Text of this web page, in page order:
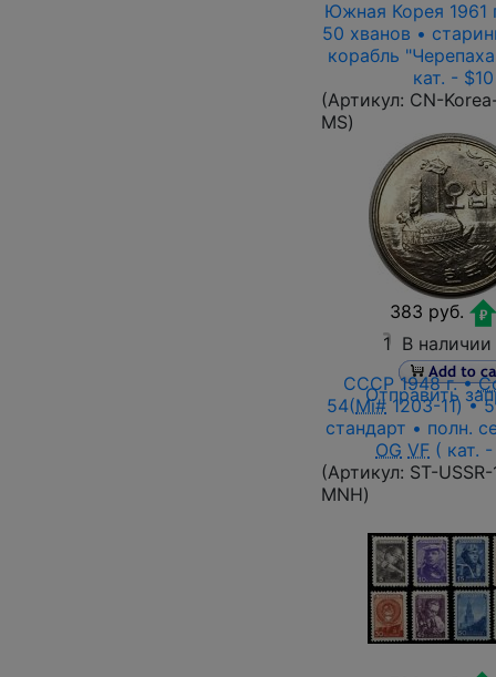
Южная Корея 1961
50 хванов •
корабль
кат. -
(Артикул: CN-
MS)
383 руб.
1 В
Отправить
СССР 1948 г. •
54(Mi#1203-11) •
стандарт • полн.
OG VF ( кат.
(Артикул: ST-
MNH)